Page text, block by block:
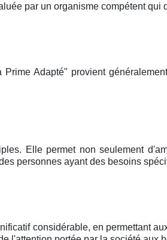
par un organisme compétent
Prime Adapté" provient
Elle permet non seulement
personnes ayant des besoins
considérable, en permettant